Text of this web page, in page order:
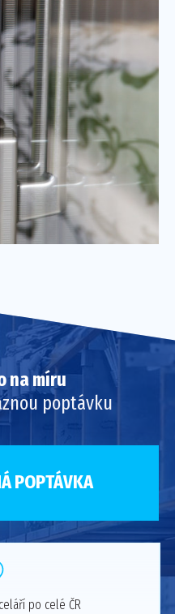
na míru
poptávku
POPTÁVKA
po celé ČR